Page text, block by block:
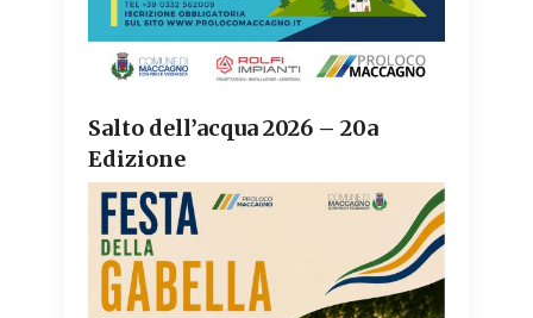
Salto dell’acqua 2026 – 20a
Edizione